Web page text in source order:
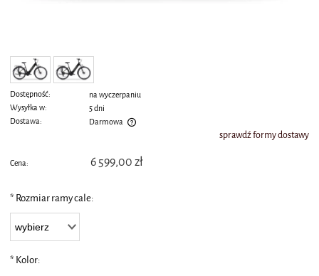
Dostępność:
na wyczerpaniu
Wysyłka w:
5 dni
Dostawa:
Darmowa
sprawdź formy dostawy
Cena: 6 599,00 zł
* Rozmiar ramy cale:
* Kolor: